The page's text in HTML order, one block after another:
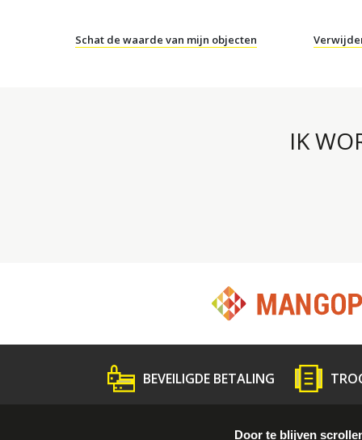
Schat de waarde van mijn objecten
IK
BEVEILIGDE BETALING
Door te blijven